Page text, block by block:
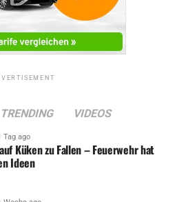
Überfall auf Supermarkt –
TRENDING VIDEOS
Tag ago
Küken zu Fallen – Feuerwehr hat
Ideen